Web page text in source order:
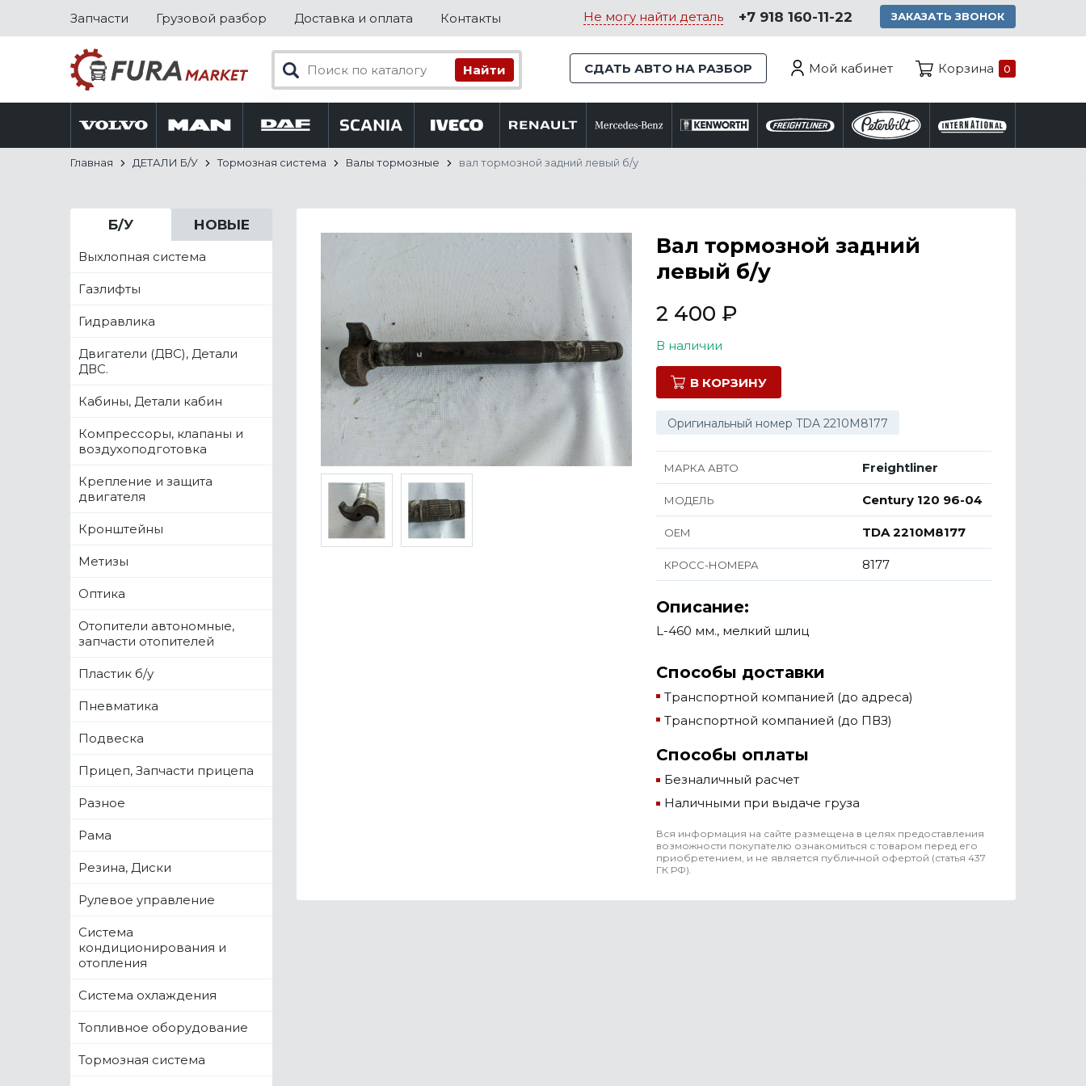
Запчасти Грузовой разбор Доставка и оплата Контакты Не могу найти деталь +7 918 160-11-22 ЗАКАЗАТЬ ЗВОНОК
СДАТЬ АВТО НА РАЗБОР Мой кабинет Корзина 0
Главная ДЕТАЛИ Б/У Тормозная система Валы тормозные вал тормозной задний левый б/у
Б/У НОВЫЕ
Выхлопная система
Газлифты
Гидравлика
Двигатели (ДВС), Детали
ДВС.
Кабины, Детали кабин
Компрессоры, клапаны и
воздухоподготовка
Крепление и защита
двигателя
Кронштейны
Метизы
Оптика
Отопители автономные,
запчасти отопителей
Пластик б/у
Пневматика
Подвеска
Прицеп, Запчасти прицепа
Разное
Рама
Резина, Диски
Рулевое управление
Система
кондиционирования и
отопления
Система охлаждения
Топливное оборудование
Тормозная система
Вал тормозной задний
левый б/у
2 400 ₽
В наличии
В КОРЗИНУ
Оригинальный номер TDA 2210M8177
МАРКА АВТО Freightliner
МОДЕЛЬ Century 120 96-04
ОЕМ TDA 2210M8177
КРОСС-НОМЕРА 8177
Описание:
L-460 мм., мелкий шлиц
Способы доставки
Транспортной компанией (до адреса)
Транспортной компанией (до ПВЗ)
Способы оплаты
Безналичный расчет
Наличными при выдаче груза
Вся информация на сайте размещена в целях предоставления
возможности покупателю ознакомиться с товаром перед его
приобретением, и не является публичной офертой (статья 437
ГК РФ).